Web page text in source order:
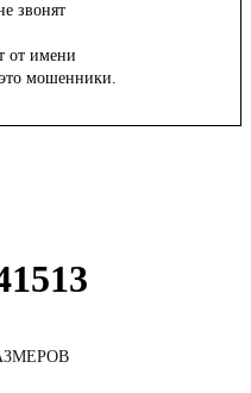
звонят
от имени
мошенники.